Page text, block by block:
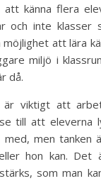
att känna flera
och inte klasser
att lära
miljö i
då.
viktigt att
till att eleverna
med, men tanken
hon kan.
som man